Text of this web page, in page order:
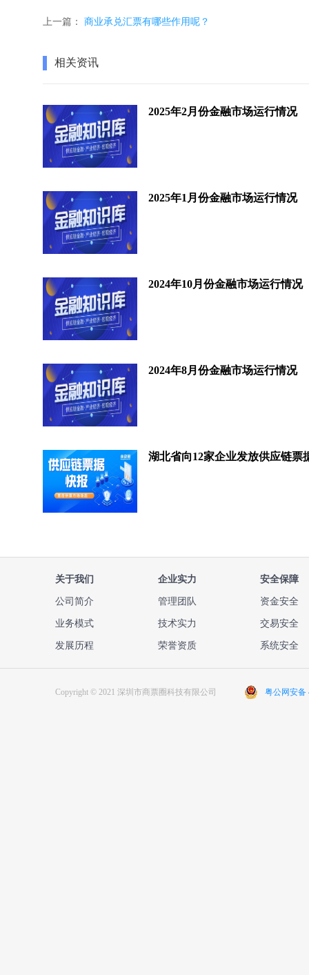
上一篇： 商业承兑汇票有哪些作用呢？
相关资讯
2025年2月份金融市场运行情况
2025年1月份金融市场运行情况
2024年10月份金融市场运行情况
2024年8月份金融市场运行情况
关于我们
公司简介
业务模式
发展历程
企业实力
管理团队
技术实力
荣誉资质
安全保障
资金安全
交易安全
系统安全
Copyright © 2021 深圳市商票圈科技有限公司 粤公网安备